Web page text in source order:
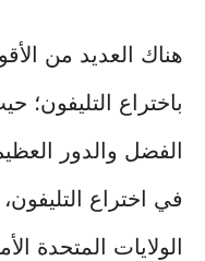
هناك العديد من
باختراع
الفضل والدور
في اختراع
الولايات المتحدة